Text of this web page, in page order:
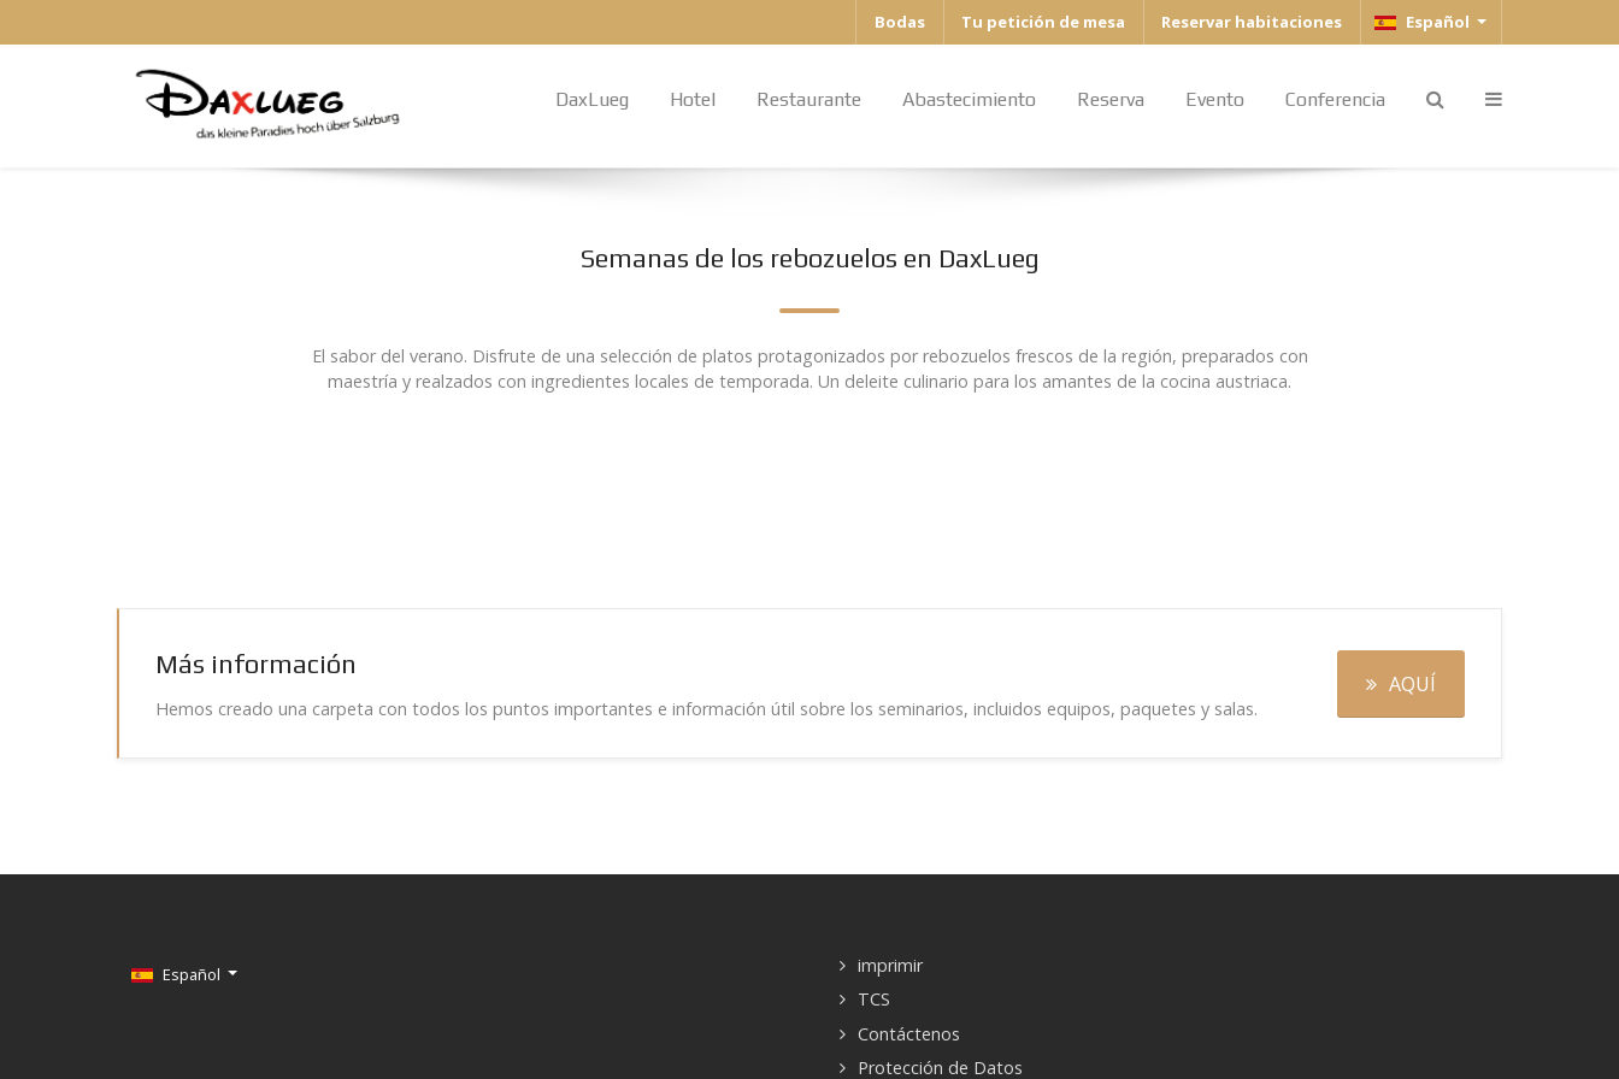
Bodas Tu petición de mesa Reservar habitaciones Español
DaxLueg Hotel Restaurante Abastecimiento Reserva Evento Conferencia
Semanas de los rebozuelos en DaxLueg
El sabor del verano. Disfrute de una selección de platos protagonizados por rebozuelos frescos de la región, preparados con
maestría y realzados con ingredientes locales de temporada. Un deleite culinario para los amantes de la cocina austriaca.
Más información
Hemos creado una carpeta con todos los puntos importantes e información útil sobre los seminarios, incluidos equipos, paquetes y salas.
AQUÍ
Seleccione su idioma
Español
imprimir
TCS
Contáctenos
Protección de Datos